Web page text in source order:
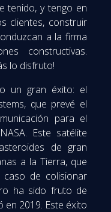
tenido, y tengo en
clientes, construir
a la firma
constructivas.
lo disfruto!
un gran éxito: el
que prevé el
para el
Este satélite
de gran
a la Tierra, que
de colisionar
ha sido fruto de
en 2019. Este éxito